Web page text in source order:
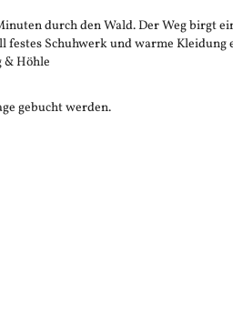
durch den Wald. Der Weg
Schuhwerk und warme
& Höhle
gebucht werden.